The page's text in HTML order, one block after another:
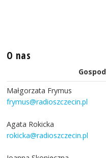
O nas
Małgorzata Frymus
frymus@radioszczecin.pl
Agata Rokicka
rokicka@radioszczecin.pl